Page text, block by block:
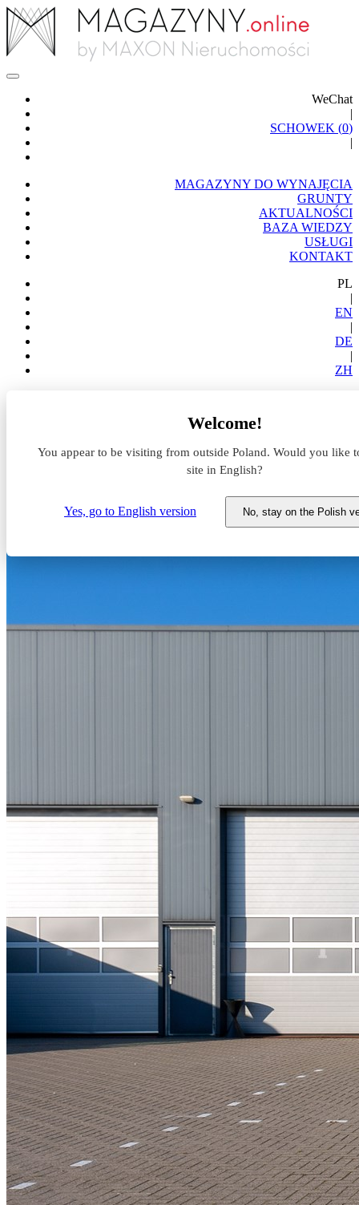
WeChat
|
SCHOWEK (0)
|
MAGAZYNY DO WYNAJĘCIA
GRUNTY
AKTUALNOŚCI
BAZA WIEDZY
USŁUGI
KONTAKT
PL
|
EN
|
DE
|
ZH
Welcome!
You appear to be visiting from outside Poland. Would you like
site in English?
Yes, go to English version No, stay on the Polish
Panattoni wybuduje nowy park przemysłowy w Sosnowcu
Panattoni wybuduje nowy
park przemysłowy w Sosnowcu